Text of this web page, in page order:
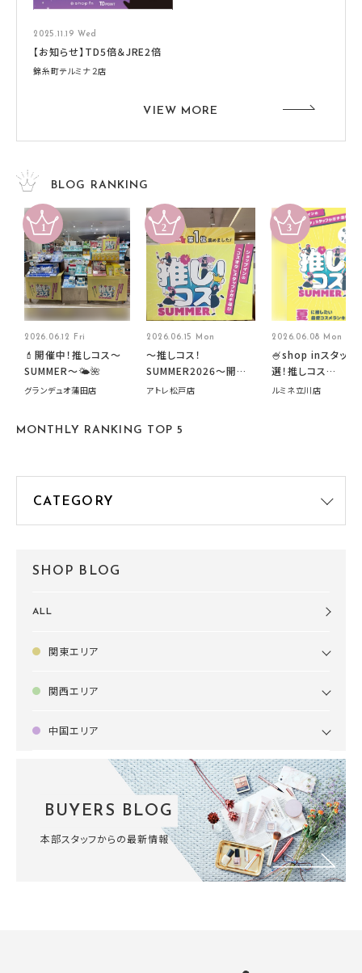
2025.11.19 Wed
【お知らせ】TD5倍＆JRE2倍
錦糸町テルミナ２店
VIEW MORE
BLOG RANKING
2026.06.12 Fri
💄開催中！推しコス〜
SUMMER〜🌤️🌺
グランデュオ蒲田店
2026.06.15 Mon
～推しコス！
SUMMER2026～開催
中です！
アトレ松戸店
2026.06.08 Mon
🍧shop inスタッフ
選！推しコス
summer2026開催
ルミネ立川店
MONTHLY RANKING TOP 5
SHOP BLOG
ALL
関東エリア
関西エリア
中国エリア
BUYERS BLOG
本部スタッフからの最新情報